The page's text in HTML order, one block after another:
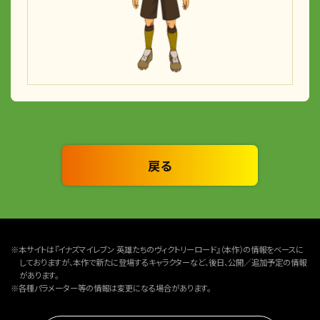
戻る
※本サイトは『イナズマイレブン 英雄たちのヴィクトリーロード』（本作）の情報をベースに
しておりますが、本作で新たに登場するキャラクターなど、後日、公開／追加予定の情報
があります。
※各種パラメーター等の情報は変更になる場合があります。